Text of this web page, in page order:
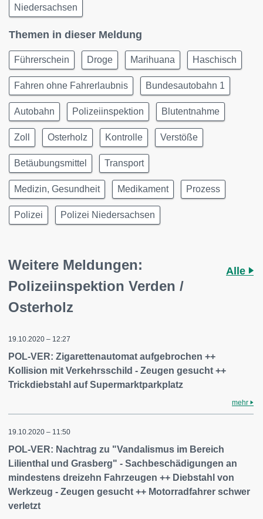
Niedersachsen
Themen in dieser Meldung
Führerschein Droge Marihuana Haschisch
Fahren ohne Fahrerlaubnis Bundesautobahn 1
Autobahn Polizeiinspektion Blutentnahme
Zoll Osterholz Kontrolle Verstöße
Betäubungsmittel Transport
Medizin, Gesundheit Medikament Prozess
Polizei Polizei Niedersachsen
Weitere Meldungen:
Polizeiinspektion Verden /
Osterholz
Alle
19.10.2020 – 12:27
POL-VER: Zigarettenautomat aufgebrochen ++
Kollision mit Verkehrsschild - Zeugen gesucht ++
Trickdiebstahl auf Supermarktparkplatz
mehr
19.10.2020 – 11:50
POL-VER: Nachtrag zu "Vandalismus im Bereich
Lilienthal und Grasberg" - Sachbeschädigungen an
mindestens dreizehn Fahrzeugen ++ Diebstahl von
Werkzeug - Zeugen gesucht ++ Motorradfahrer schwer
verletzt